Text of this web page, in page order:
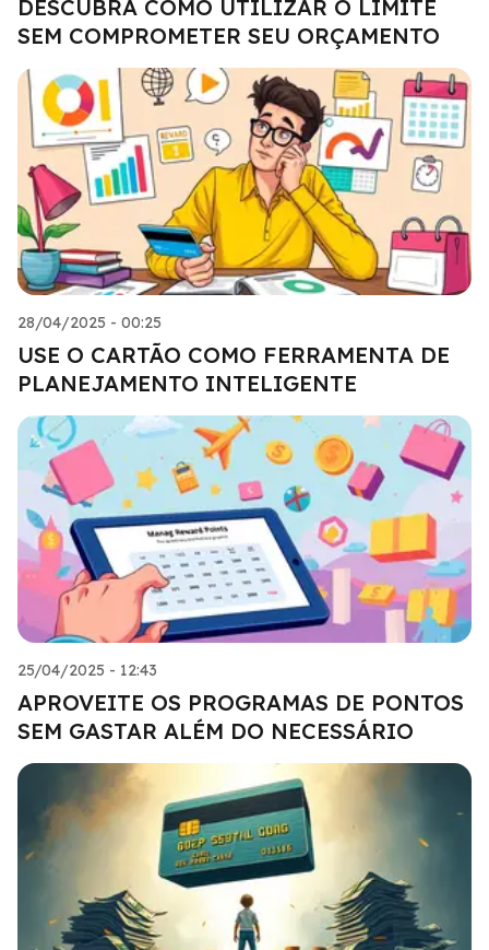
DESCUBRA COMO UTILIZAR O LIMITE
SEM COMPROMETER SEU ORÇAMENTO
28/04/2025 - 00:25
USE O CARTÃO COMO FERRAMENTA DE
PLANEJAMENTO INTELIGENTE
25/04/2025 - 12:43
APROVEITE OS PROGRAMAS DE PONTOS
SEM GASTAR ALÉM DO NECESSÁRIO